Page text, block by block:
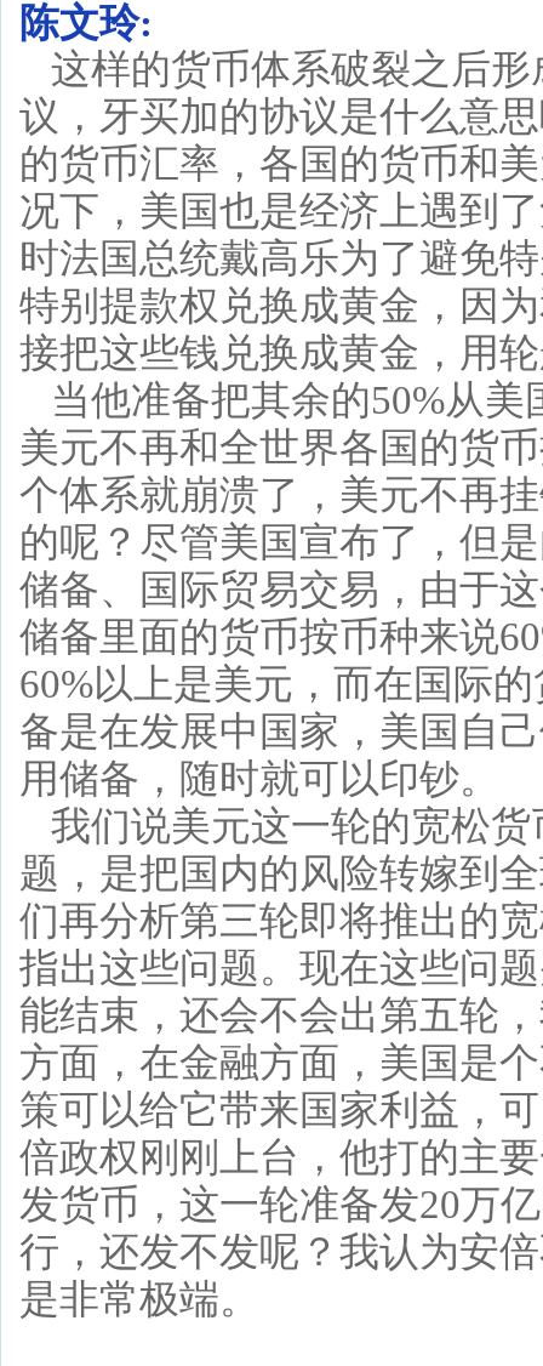
陈文玲:
这样的货币体系破裂之后
议，牙买加的协议是什么意
的货币汇率，各国的货币和
况下，美国也是经济上遇到
时法国总统戴高乐为了避免
特别提款权兑换成黄金，因
接把这些钱兑换成黄金，用
当他准备把其余的50%从
美元不再和全世界各国的货
个体系就崩溃了，美元不再
的呢？尽管美国宣布了，但
储备、国际贸易交易，由于
储备里面的货币按币种来说
60%以上是美元，而在国际
备是在发展中国家，美国自
用储备，随时就可以印钞。
我们说美元这一轮的宽松
题，是把国内的风险转嫁到
们再分析第三轮即将推出的
指出这些问题。现在这些问
能结束，还会不会出第五轮
方面，在金融方面，美国是
策可以给它带来国家利益，
倍政权刚刚上台，他打的主
发货币，这一轮准备发20万
行，还发不发呢？我认为安
是非常极端。